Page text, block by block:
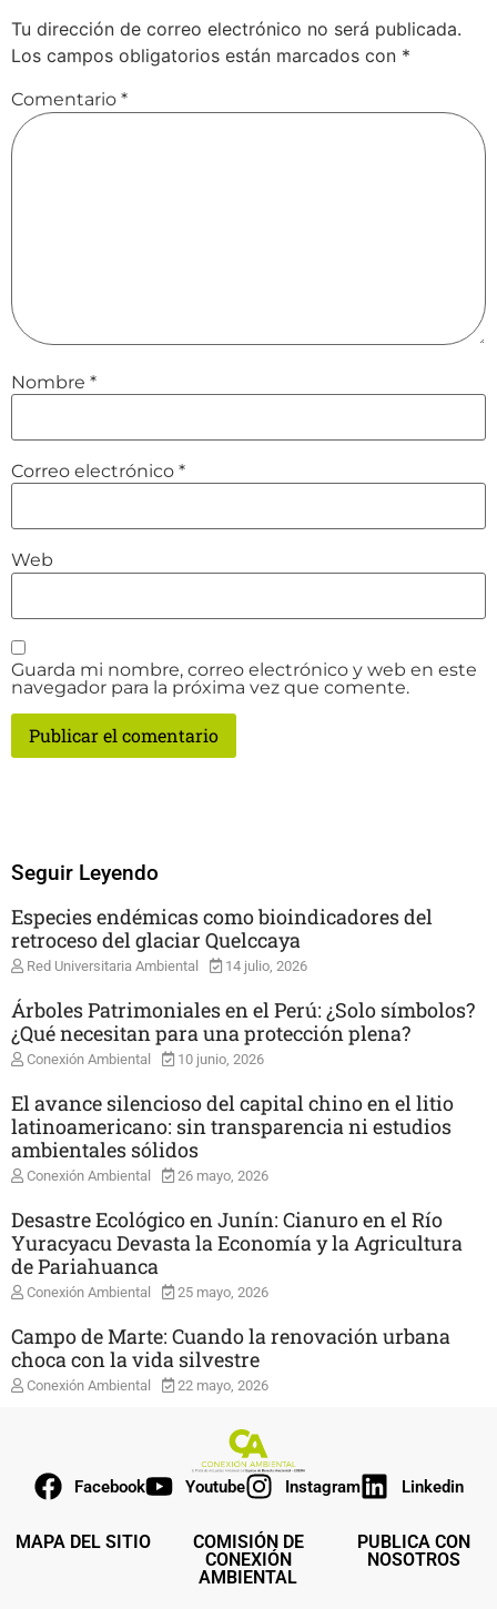
Tu dirección de correo electrónico no será publicada.
Los campos obligatorios están marcados con *
Comentario *
Nombre *
Correo electrónico *
Web
Guarda mi nombre, correo electrónico y web en este
navegador para la próxima vez que comente.
Seguir Leyendo
Especies endémicas como bioindicadores del
retroceso del glaciar Quelccaya
Red Universitaria Ambiental 14 julio, 2026
Árboles Patrimoniales en el Perú: ¿Solo símbolos?
¿Qué necesitan para una protección plena?
Conexión Ambiental 10 junio, 2026
El avance silencioso del capital chino en el litio
latinoamericano: sin transparencia ni estudios
ambientales sólidos
Conexión Ambiental 26 mayo, 2026
Desastre Ecológico en Junín: Cianuro en el Río
Yuracyacu Devasta la Economía y la Agricultura
de Pariahuanca
Conexión Ambiental 25 mayo, 2026
Campo de Marte: Cuando la renovación urbana
choca con la vida silvestre
Conexión Ambiental 22 mayo, 2026
Facebook Youtube Instagram Linkedin
MAPA DEL SITIO
COMISIÓN DE
CONEXIÓN
AMBIENTAL
PUBLICA CON
NOSOTROS